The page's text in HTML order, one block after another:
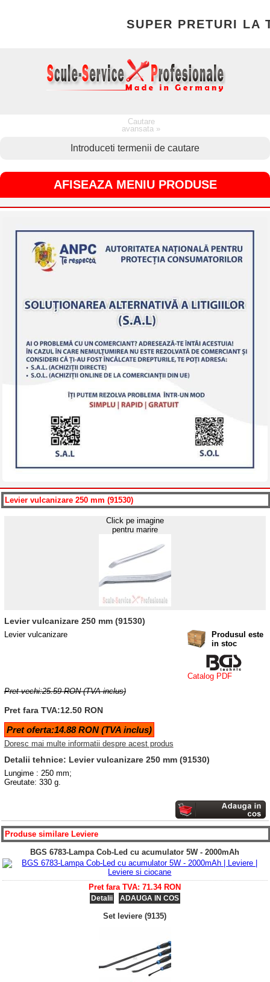
SUPER PRETURI LA
Cautare
avansata »
AFISEAZA MENIU PRODUSE
Levier vulcanizare 250 mm (91530)
Click pe imagine
pentru marire
Levier vulcanizare 250 mm (91530)
Levier vulcanizare
Produsul este
in stoc
Catalog PDF
Pret vechi:25.59 RON (TVA inclus)
Pret fara TVA:12.50 RON
Pret oferta:14.88 RON (TVA inclus)
Doresc mai multe informatii despre acest produs
Detalii tehnice: Levier vulcanizare 250 mm (91530)
Lungime : 250 mm;
Greutate: 330 g.
Produse similare Leviere
BGS 6783-Lampa Cob-Led cu acumulator 5W - 2000mAh
Pret fara TVA: 71.34 RON
Detalii ADAUGA IN COS
Set leviere (9135)